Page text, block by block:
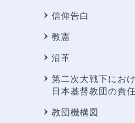
信仰告白
教憲
沿革
第二次大戦下にお
日本基督教団の責
教団機構図